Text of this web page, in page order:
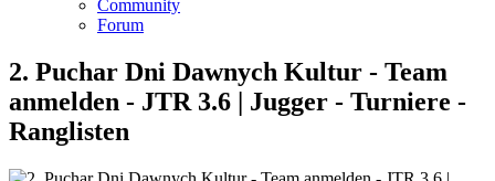
Community
Forum
2. Puchar Dni Dawnych Kultur - Team
anmelden - JTR 3.6 | Jugger - Turniere -
Ranglisten